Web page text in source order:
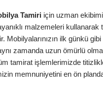
Tamiri için uzman
malzemeleri kullanarak
Mobilyalarınızın ilk günkü
zamanda uzun ömürlü
tamirat işlemlerimizde
memnuniyetini en ön